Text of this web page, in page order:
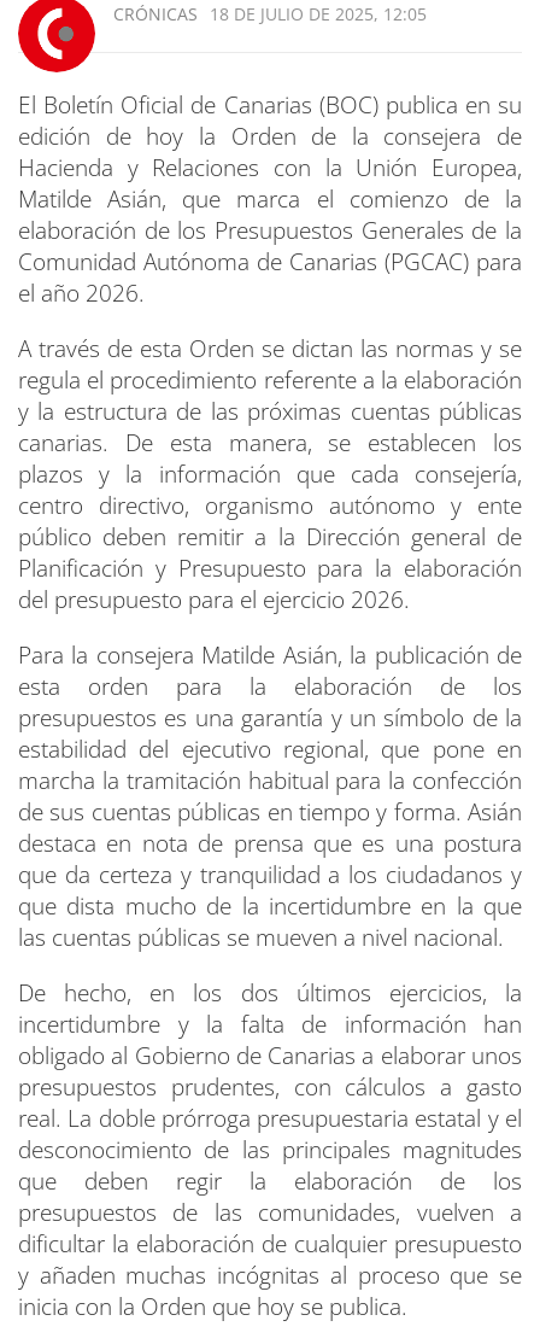
CRÓNICAS 18 DE JULIO DE 2025, 12:05
El Boletín Oficial de Canarias (BOC) publica en su
edición de hoy la Orden de la consejera de
Hacienda y Relaciones con la Unión Europea,
Matilde Asián, que marca el comienzo de la
elaboración de los Presupuestos Generales de la
Comunidad Autónoma de Canarias (PGCAC) para
el año 2026.
A través de esta Orden se dictan las normas y se
regula el procedimiento referente a la elaboración
y la estructura de las próximas cuentas públicas
canarias. De esta manera, se establecen los
plazos y la información que cada consejería,
centro directivo, organismo autónomo y ente
público deben remitir a la Dirección general de
Planificación y Presupuesto para la elaboración
del presupuesto para el ejercicio 2026.
Para la consejera Matilde Asián, la publicación de
esta orden para la elaboración de los
presupuestos es una garantía y un símbolo de la
estabilidad del ejecutivo regional, que pone en
marcha la tramitación habitual para la confección
de sus cuentas públicas en tiempo y forma. Asián
destaca en nota de prensa que es una postura
que da certeza y tranquilidad a los ciudadanos y
que dista mucho de la incertidumbre en la que
las cuentas públicas se mueven a nivel nacional.
De hecho, en los dos últimos ejercicios, la
incertidumbre y la falta de información han
obligado al Gobierno de Canarias a elaborar unos
presupuestos prudentes, con cálculos a gasto
real. La doble prórroga presupuestaria estatal y el
desconocimiento de las principales magnitudes
que deben regir la elaboración de los
presupuestos de las comunidades, vuelven a
dificultar la elaboración de cualquier presupuesto
y añaden muchas incógnitas al proceso que se
inicia con la Orden que hoy se publica.